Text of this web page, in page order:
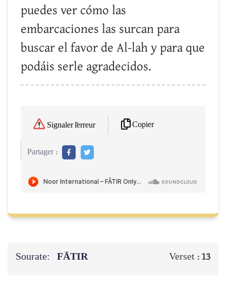
puedes ver cómo las
embarcaciones las surcan para
buscar el favor de Al-lah y para que
podáis serle agradecidos.
Signaler l'erreur Copier
Partager :
Sourate: FĀTIR Verset : 13